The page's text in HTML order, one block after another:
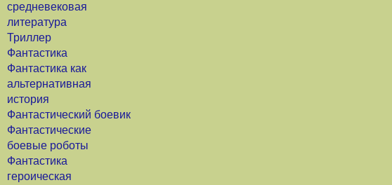
средневековая
литература
Триллер
Фантастика
Фантастика как
альтернативная
история
Фантастический боевик
Фантастические
боевые роботы
Фантастика
героическая